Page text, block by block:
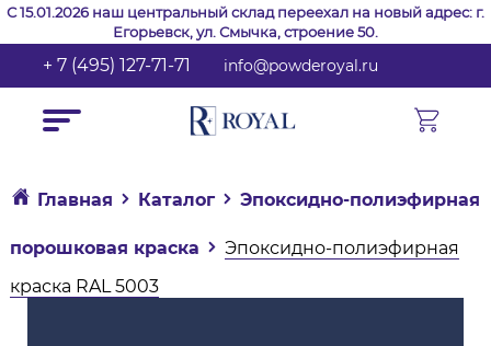
С 15.01.2026 наш центральный склад переехал на новый адрес: г.
Егорьевск, ул. Смычка, строение 50.
+ 7 (495) 127-71-71 info@powderoyal.ru
Главная Каталог Эпоксидно-полиэфирная
порошковая краска
Эпоксидно-полиэфирная
краска RAL 5003